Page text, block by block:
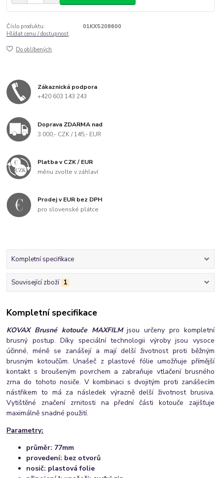
Číslo produktu:
01KX5208600
Hlídat cenu / dostupnost
Do oblíbených
Zákaznická podpora
+420 603 143 243
Doprava ZDARMA nad
3.000,- CZK / 145,- EUR
Platba v CZK / EUR
měnu zvolte v záhlaví
Prodej v EUR bez DPH
pro slovenské plátce
Kompletní specifikace
Související zboží 1
Kompletní specifikace
KOVAX Brusné kotouče MAXFILMjsou určeny pro kompletní
brusný postup. Díky speciální technologii výroby jsou vysoce
účinné, méně se zanášejí a mají delší životnost proti běžným
brusným kotoučům. Unašeč z plastové fólie umožňuje přímější
kontakt s broušeným povrchem a zabraňuje vtlačení brusného
zrna do tohoto nosiče. V kombinaci s dvojitým proti zanášecím
nástřikem to má za následek výrazně delší životnost brusiva.
Vytištěné značení zrnitosti na přední části kotouče zajišťuje
maximálně snadné použití.
Parametry:
průměr: 77mm
provedení: bez otvorů
nosič: plastová folie